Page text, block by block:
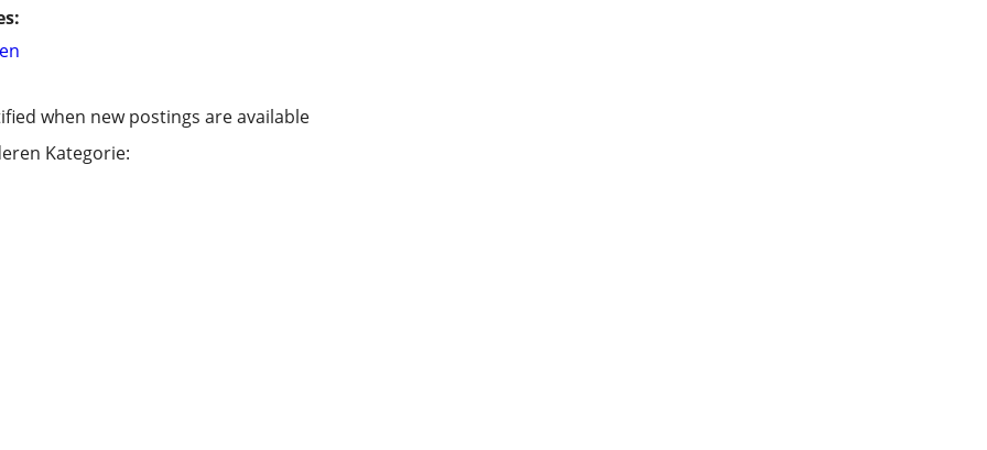
when new postings are available
Kategorie: